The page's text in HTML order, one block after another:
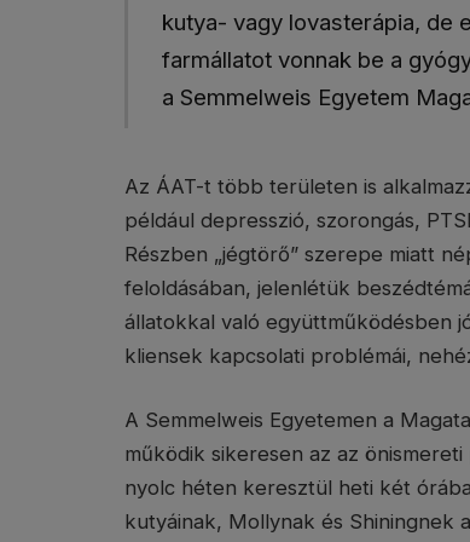
kutya- vagy lovasterápia, de
farmállatot vonnak be a
a Semmelweis Egyetem
Az ÁAT-t több területen is
például depresszió, szorongás,
Részben „jégtörő” szerepe miatt
feloldásában, jelenlétük
állatokkal való együttműködésben
kliensek kapcsolati problémái,
A Semmelweis Egyetemen a
működik sikeresen az az
nyolc héten keresztül heti két
kutyáinak, Mollynak és Shiningnek